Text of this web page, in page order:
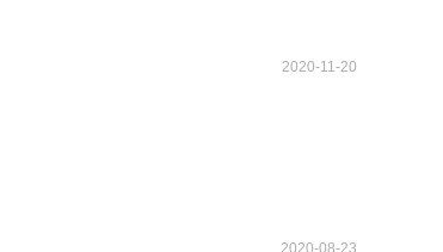
2020-11-20
2020-08-23